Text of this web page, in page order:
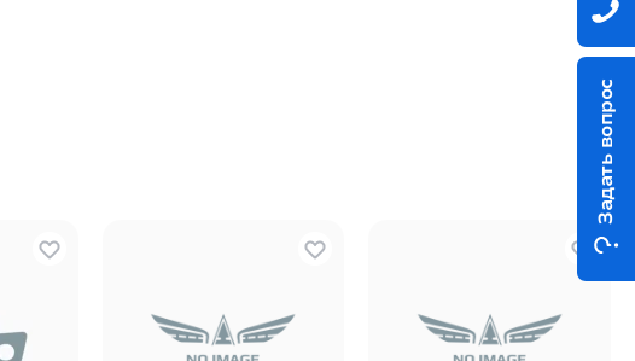
Задать вопрос